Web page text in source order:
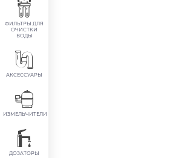
ФИЛЬТРЫ ДЛЯ
ОЧИСТКИ
ВОДЫ
АКСЕССУАРЫ
ИЗМЕЛЬЧИТЕЛИ
ДОЗАТОРЫ